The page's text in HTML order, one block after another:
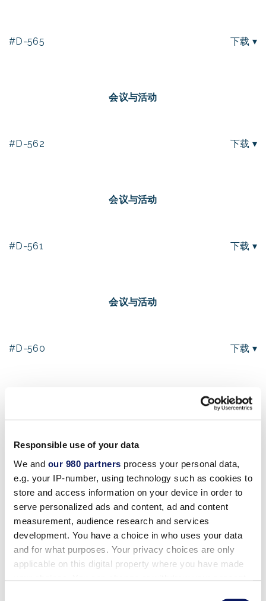
Responsible use of your data
We and our 980 partners process your personal data,
e.g. your IP-number, using technology such as cookies to
store and access information on your device in order to
serve personalized ads and content, ad and content
measurement, audience research and services
development. You have a choice in who uses your data
and for what purposes. Your privacy choices are only
applicable on this digital property where you have made
#D-565 下载 ▾
会议与活动
#D-562 下载 ▾
会议与活动
#D-561 下载 ▾
会议与活动
#D-560 下载 ▾
#D-559
会议与活动
#D-558 下载 ▾